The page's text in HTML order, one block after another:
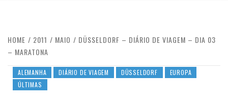
HOME 2011 MAIO
DÜSSELDORF – DIÁRIO DE VIAGEM – DIA 03
– MARATONA
ALEMANHA DIÁRIO DE VIAGEM DÜSSELDORF
EUROPA
ÚLTIMAS